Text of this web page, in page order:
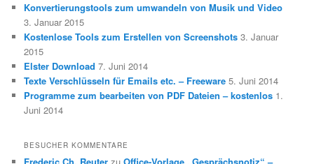
Konvertierungstools zum umwandeln von Musik und Video
3. Januar 2015
Kostenlose Tools zum Erstellen von Screenshots 3. Januar
2015
Elster Download 7. Juni 2014
Texte Verschlüsseln für Emails etc. – Freeware 5. Juni 2014
Programme zum bearbeiten von PDF Dateien – kostenlos 1.
Juni 2014
BESUCHER KOMMENTARE
Frederic Ch. Reuter zuOffice-Vorlage „Gesprächsnotiz“ –